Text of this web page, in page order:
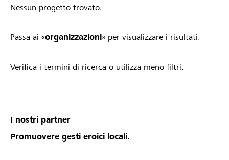
Nessun progetto trovato.
Passa ai «organizzazioni» per visualizzare i risultati.
Verifica i termini di ricerca o utilizza meno filtri.
I nostri partner
Promuovere gesti eroici locali.